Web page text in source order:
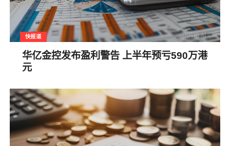
快报道
华亿金控发布盈利警告 上半年预亏590万港
元